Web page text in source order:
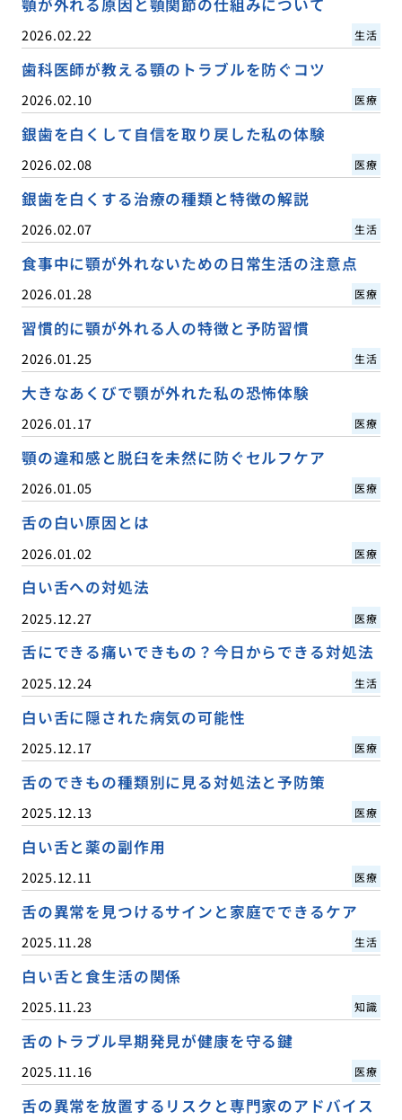
顎が外れる原因と顎関節の仕組みについて
2026.02.22 生活
歯科医師が教える顎のトラブルを防ぐコツ
2026.02.10 医療
銀歯を白くして自信を取り戻した私の体験
2026.02.08 医療
銀歯を白くする治療の種類と特徴の解説
2026.02.07 生活
食事中に顎が外れないための日常生活の注意点
2026.01.28 医療
習慣的に顎が外れる人の特徴と予防習慣
2026.01.25 生活
大きなあくびで顎が外れた私の恐怖体験
2026.01.17 医療
顎の違和感と脱臼を未然に防ぐセルフケア
2026.01.05 医療
舌の白い原因とは
2026.01.02 医療
白い舌への対処法
2025.12.27 医療
舌にできる痛いできもの？今日からできる対処法
2025.12.24 生活
白い舌に隠された病気の可能性
2025.12.17 医療
舌のできもの種類別に見る対処法と予防策
2025.12.13 医療
白い舌と薬の副作用
2025.12.11 医療
舌の異常を見つけるサインと家庭でできるケア
2025.11.28 生活
白い舌と食生活の関係
2025.11.23 知識
舌のトラブル早期発見が健康を守る鍵
2025.11.16 医療
舌の異常を放置するリスクと専門家のアドバイス